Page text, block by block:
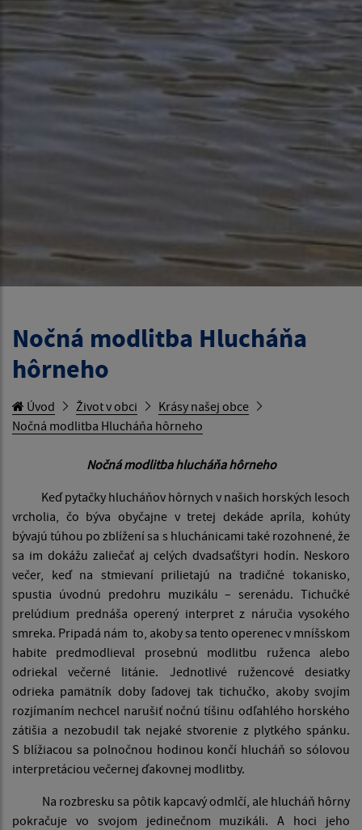
Nočná modlitba Hlucháňa
hôrneho
Úvod Život v obci
Krásy našej obce
Nočná modlitba Hlucháňa hôrneho
Nočná modlitba hlucháňa hôrneho
Keď pytačky hlucháňov hôrnych v našich horských lesoch
vrcholia, čo býva obyčajne v tretej dekáde apríla, kohúty
bývajú túhou po zblížení sa s hluchánicami také rozohnené, že
sa im dokážu zaliečať aj celých dvadsaťštyri hodín. Neskoro
večer, keď na stmievaní prilietajú na tradičné tokanisko,
spustia úvodnú predohru muzikálu – serenádu. Tichučké
prelúdium prednáša operený interpret z náručia vysokého
smreka. Pripadá nám to, akoby sa tento operenec v mníšskom
habite predmodlieval prosebnú modlitbu ruženca alebo
odriekal večerné litánie. Jednotlivé ružencové desiatky
odrieka pamätník doby ľadovej tak tichučko, akoby svojím
rozjímaním nechcel narušiť nočnú tíšinu odľahlého horského
zátišia a nezobudil tak nejaké stvorenie z plytkého spánku.
S blížiacou sa polnočnou hodinou končí hlucháň so sólovou
interpretáciou večernej ďakovnej modlitby.
Na rozbresku sa pôtik kapcavý odmlčí, ale hlucháň hôrny
pokračuje vo svojom jedinečnom muzikáli. A hoci jeho